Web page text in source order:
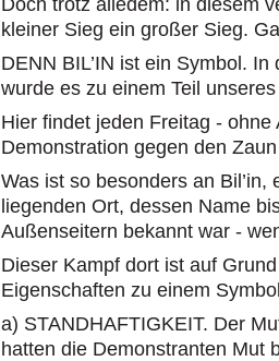
Doch trotz alledem: in diesem
kleiner Sieg ein großer Sieg.
DENN BIL’IN ist ein Symbol.
wurde es zu einem Teil
Hier findet jeden Freitag -
Demonstration gegen den
Was ist so besonders an
liegenden Ort, dessen Name
Außenseitern bekannt war -
Dieser Kampf dort ist auf
Eigenschaften zu einem
a) STANDHAFTIGKEIT. Der
hatten die Demonstranten Mut